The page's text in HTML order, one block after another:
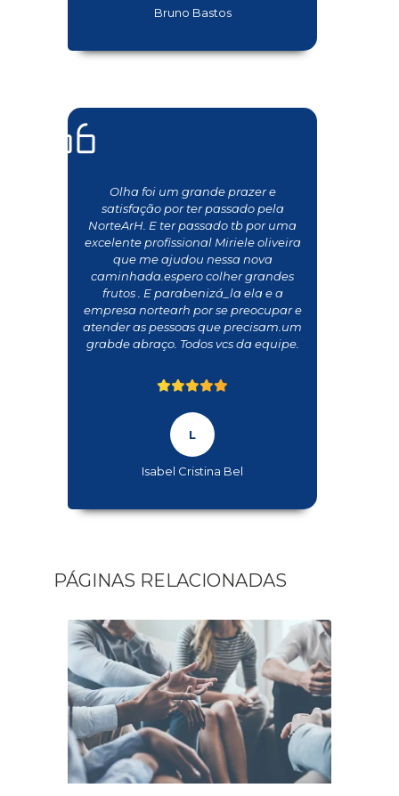
Bruno Bastos
Olha foi um grande prazer e
satisfação por ter passado pela
NorteArH. E ter passado tb por uma
excelente profissional Miriele oliveira
que me ajudou nessa nova
caminhada.espero colher grandes
frutos . E parabenizá_la ela e a
empresa nortearh por se preocupar e
atender as pessoas que precisam.um
grabde abraço. Todos vcs da equipe.
Isabel Cristina Bel
PÁGINAS RELACIONADAS